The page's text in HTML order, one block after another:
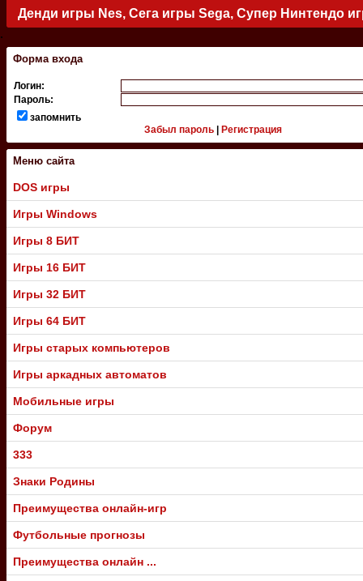
Денди игры Nes, Сега игры Sega, Супер Нинтендо
.
Форма входа
Логин:
Пароль:
запомнить
Забыл пароль
Регистрация
Меню сайта
DOS игры
Игры Windows
Игры 8 БИТ
Игры 16 БИТ
Игры 32 БИТ
Игры 64 БИТ
Игры старых компьютеров
Игры аркадных автоматов
Мобильные игры
Форум
333
Знаки Родины
Преимущества онлайн-игр
Футбольные прогнозы
Преимущества онлайн ...